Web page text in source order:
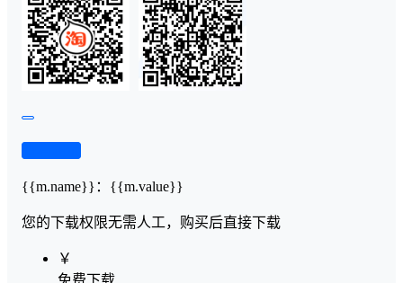
{{m.name}} ： {{m.value}}
您的下载权限无需人工，购买后直接下载
￥